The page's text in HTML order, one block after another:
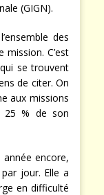
(GIGN).
des
C’est
se trouvent
de citer. On
aux missions
25 % de son
encore,
jour. Elle a
en difficulté